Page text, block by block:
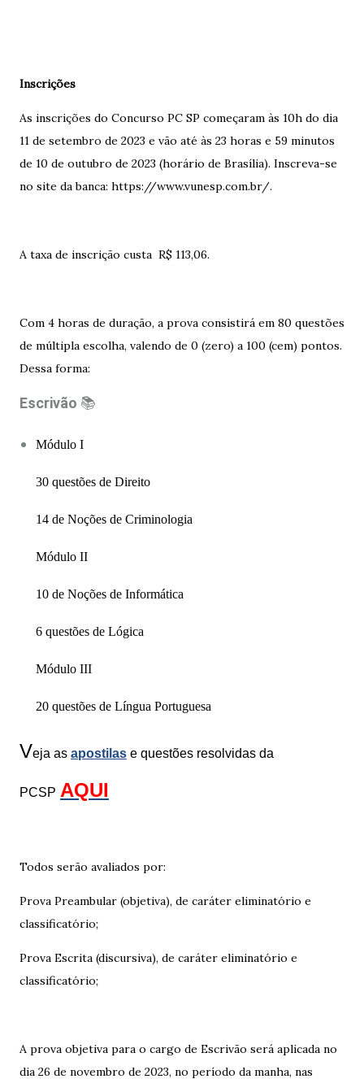
Inscrições
As inscrições do Concurso PC SP começaram às 10h do dia
11 de setembro de 2023 e vão até às 23 horas e 59 minutos
de 10 de outubro de 2023 (horário de Brasília). Inscreva-se
no site da banca: https://www.vunesp.com.br/.
A taxa de inscrição custa R$ 113,06.
Com 4 horas de duração, a prova consistirá em 80 questões
de múltipla escolha, valendo de 0 (zero) a 100 (cem) pontos.
Dessa forma:
Escrivão 📚
Módulo I
30 questões de Direito
14 de Noções de Criminologia
Módulo II
10 de Noções de Informática
6 questões de Lógica
Módulo III
20 questões de Língua Portuguesa
Veja as apostilas e questões resolvidas da
PCSP AQUI
Todos serão avaliados por:
Prova Preambular (objetiva), de caráter eliminatório e
classificatório;
Prova Escrita (discursiva), de caráter eliminatório e
classificatório;
A prova objetiva para o cargo de Escrivão será aplicada no
dia 26 de novembro de 2023, no período da manha, nas